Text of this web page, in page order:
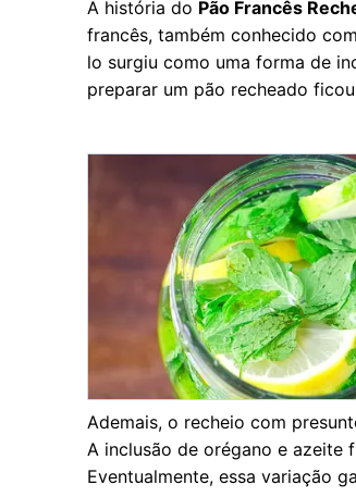
A história do Pão Francês
francês, também conhecido
lo surgiu como uma forma de
preparar um pão recheado
Ademais, o recheio com
A inclusão de orégano e azeite
Eventualmente, essa variação